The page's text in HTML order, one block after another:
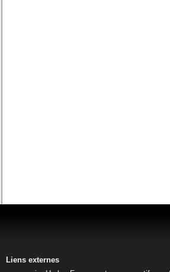
Liens externes